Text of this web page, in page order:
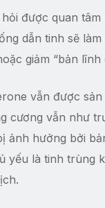
được quan tâm
dẫn tinh sẽ
giảm “bản lĩnh
vẫn được
cương vẫn như
ảnh hưởng bởi
yếu là tinh trùng